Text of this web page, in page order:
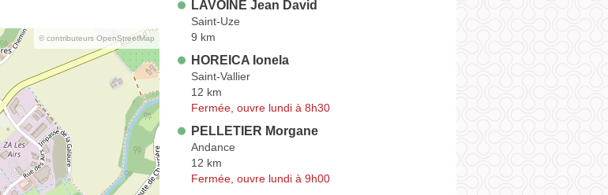
© contributeurs OpenStreetMap
LAVOINE Jean David
Saint-Uze
9 km
HOREICA Ionela
Saint-Vallier
12 km
Fermée, ouvre lundi à 8h30
PELLETIER Morgane
Andance
12 km
Fermée, ouvre lundi à 9h00